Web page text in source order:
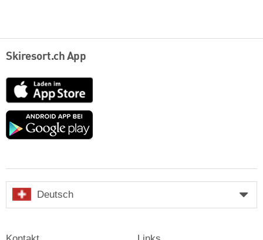
Skiresort.ch App
App
Store
Google
Deutsch